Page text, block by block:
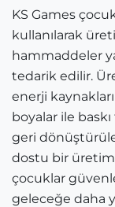
KS Games
kullanılarak
hammaddeler
tedarik edilir.
enerji
boyalar ile
geri
dostu bir üretim
çocuklar
geleceğe daha